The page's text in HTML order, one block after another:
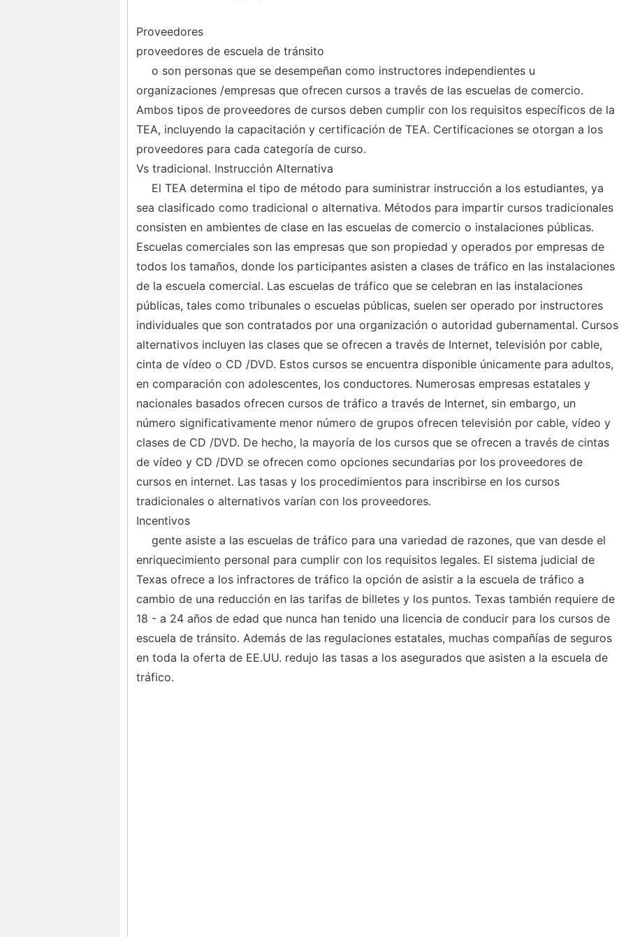
Proveedores
proveedores de escuela de tránsito
o son personas que se desempeñan como instructores independientes u
organizaciones /empresas que ofrecen cursos a través de las escuelas de comercio.
Ambos tipos de proveedores de cursos deben cumplir con los requisitos específicos de la
TEA, incluyendo la capacitación y certificación de TEA. Certificaciones se otorgan a los
proveedores para cada categoría de curso.
Vs tradicional. Instrucción Alternativa
El TEA determina el tipo de método para suministrar instrucción a los estudiantes, ya
sea clasificado como tradicional o alternativa. Métodos para impartir cursos tradicionales
consisten en ambientes de clase en las escuelas de comercio o instalaciones públicas.
Escuelas comerciales son las empresas que son propiedad y operados por empresas de
todos los tamaños, donde los participantes asisten a clases de tráfico en las instalaciones
de la escuela comercial. Las escuelas de tráfico que se celebran en las instalaciones
públicas, tales como tribunales o escuelas públicas, suelen ser operado por instructores
individuales que son contratados por una organización o autoridad gubernamental. Cursos
alternativos incluyen las clases que se ofrecen a través de Internet, televisión por cable,
cinta de vídeo o CD /DVD. Estos cursos se encuentra disponible únicamente para adultos,
en comparación con adolescentes, los conductores. Numerosas empresas estatales y
nacionales basados ​​ofrecen cursos de tráfico a través de Internet, sin embargo, un
número significativamente menor número de grupos ofrecen televisión por cable, vídeo y
clases de CD /DVD. De hecho, la mayoría de los cursos que se ofrecen a través de cintas
de vídeo y CD /DVD se ofrecen como opciones secundarias por los proveedores de
cursos en internet. Las tasas y los procedimientos para inscribirse en los cursos
tradicionales o alternativos varían con los proveedores.
Incentivos
gente asiste a las escuelas de tráfico para una variedad de razones, que van desde el
enriquecimiento personal para cumplir con los requisitos legales. El sistema judicial de
Texas ofrece a los infractores de tráfico la opción de asistir a la escuela de tráfico a
cambio de una reducción en las tarifas de billetes y los puntos. Texas también requiere de
18 - a 24 años de edad que nunca han tenido una licencia de conducir para los cursos de
escuela de tránsito. Además de las regulaciones estatales, muchas compañías de seguros
en toda la oferta de EE.UU. redujo las tasas a los asegurados que asisten a la escuela de
tráfico.